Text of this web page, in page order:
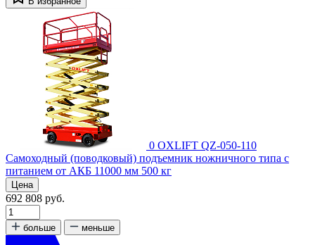
0 OXLIFT QZ-050-110
Самоходный (поводковый) подъемник ножничного типа с
питанием от АКБ 11000 мм 500 кг
Цена
692 808 руб.
больше меньше